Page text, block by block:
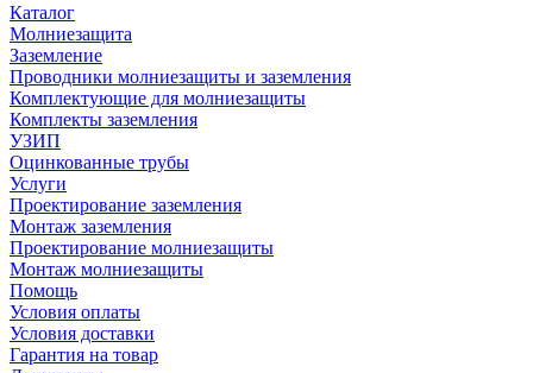
Каталог
Молниезащита
Заземление
Проводники молниезащиты и заземления
Комплектующие для молниезащиты
Комплекты заземления
УЗИП
Оцинкованные трубы
Услуги
Проектирование заземления
Монтаж заземления
Проектирование молниезащиты
Монтаж молниезащиты
Помощь
Условия оплаты
Условия доставки
Гарантия на товар